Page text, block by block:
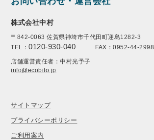
株式会社中村
〒842-0063 佐賀県神埼市千代田町迎島1282-3
TEL：0120-930-040 FAX：0952-44-2998
店舗運営責任者：中村光予子
info@ecobito.jp
サイトマップ
プライバシーポリシー
ご利用案内